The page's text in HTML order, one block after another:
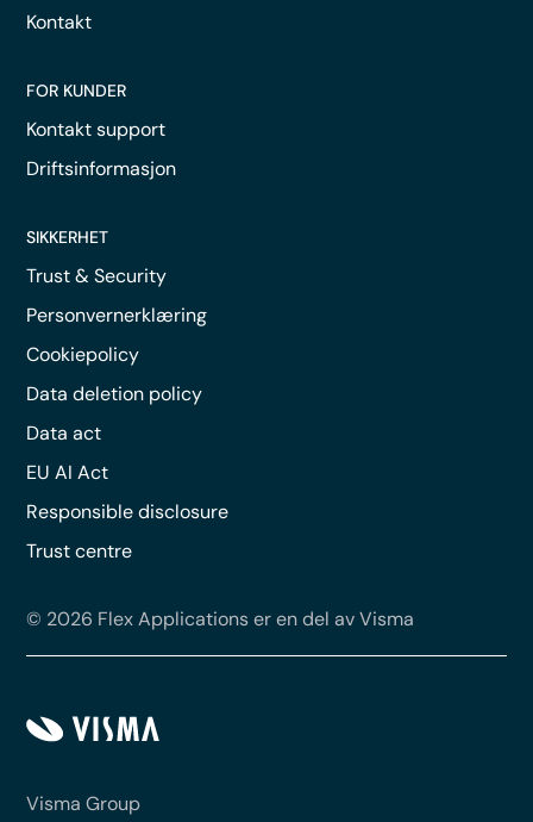
Kontakt
FOR KUNDER
Kontakt support
Driftsinformasjon
SIKKERHET
Trust & Security
Personvernerklæring
Cookiepolicy
Data deletion policy
Data act
EU AI Act
Responsible disclosure
Trust centre
© 2026 Flex Applications er en del av Visma
Visma Group